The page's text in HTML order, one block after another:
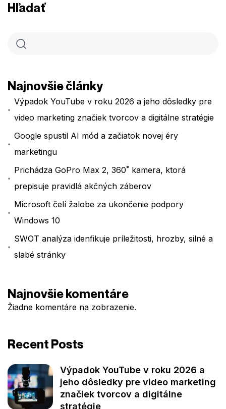
Hľadať
Najnovšie články
Výpadok YouTube v roku 2026 a jeho dôsledky pre
video marketing značiek tvorcov a digitálne stratégie
Google spustil AI mód a začiatok novej éry
marketingu
Prichádza GoPro Max 2, 360˚ kamera, ktorá
prepisuje pravidlá akčných záberov
Microsoft čelí žalobe za ukončenie podpory
Windows 10
SWOT analýza idenfikuje príležitosti, hrozby, silné a
slabé stránky
Najnovšie komentáre
Žiadne komentáre na zobrazenie.
Recent Posts
Výpadok YouTube v roku 2026 a
jeho dôsledky pre video marketing
značiek tvorcov a digitálne
stratégie